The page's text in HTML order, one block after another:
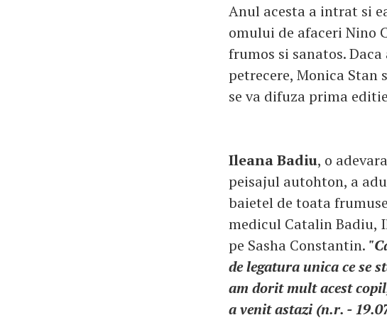
Anul acesta a intrat si
omului de afaceri Nino
frumos si sanatos.
petrecere, Monica Stan
se va difuza prima
Ileana Badiu, o
peisajul autohton, a
baietel de toata
medicul Catalin Badiu,
pe Sasha Constantin.
de legatura unica ce se
am dorit mult acest
a venit astazi (n.r. -